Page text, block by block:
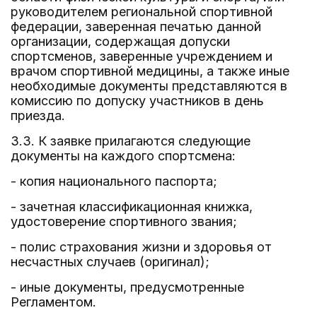
руководителем региональной спортивной
федерации, заверенная печатью данной
организации, содержащая допуски
спортсменов, заверенные учреждением и
врачом спортивной медицины, а также иные
необходимые документы представляются в
комиссию по допуску участников в день
приезда.
3.3. К заявке прилагаются следующие
документы на каждого спортсмена:
- копия национального паспорта;
- зачетная классификационная книжка,
удостоверение спортивного звания;
- полис страхования жизни и здоровья от
несчастных случаев (оригинал);
- иные документы, предусмотренные
Регламентом.